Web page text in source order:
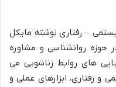
– رفتاری نوشته مایکل
حوزه روانشناسی و مشاوره
های روابط زناشویی می
و رفتاری، ابزارهای عملی و